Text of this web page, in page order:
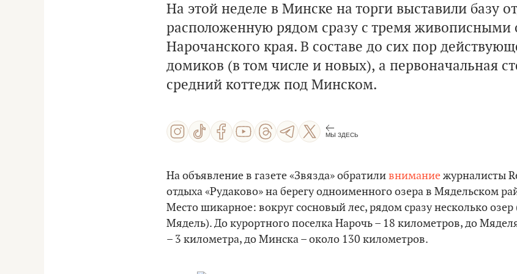
На этой неделе в Минске на торги выставили базу
расположенную рядом сразу с тремя живописными
Нарочанского края. В составе до сих пор
домиков (в том числе и новых), а первоначальная
средний коттедж под Минском.
МЫ ЗДЕСЬ
На объявление в газете «Звязда» обратиливниманиежурналисты
отдыха «Рудаково» на берегу одноименного озера в Мядельском
Место шикарное: вокруг сосновый лес, рядом сразу несколько
Мядель). До курортного поселка Нарочь – 18 километров, до
– 3 километра, до Минска – около 130 километров.